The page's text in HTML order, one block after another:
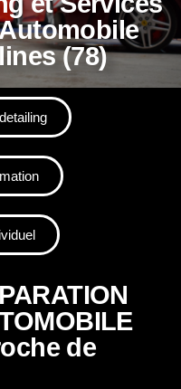
(78)
de